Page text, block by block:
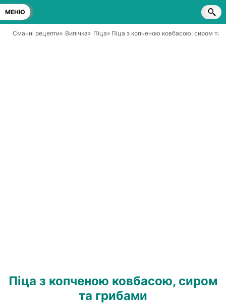
МЕНЮ
Смачні рецепти» Випічка» Піца» Піца з копченою ковбасою, сиром та
Піца з копченою ковбасою, сиром
та грибами